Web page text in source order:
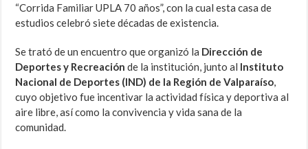
“Corrida Familiar UPLA 70 años”, con la cual esta casa de
estudios celebró siete décadas de existencia.
Se trató de un encuentro que organizó la Dirección de
Deportes y Recreación de la institución, junto al Instituto
Nacional de Deportes (IND) de la Región de Valparaíso,
cuyo objetivo fue incentivar la actividad física y deportiva al
aire libre, así como la convivencia y vida sana de la
comunidad.